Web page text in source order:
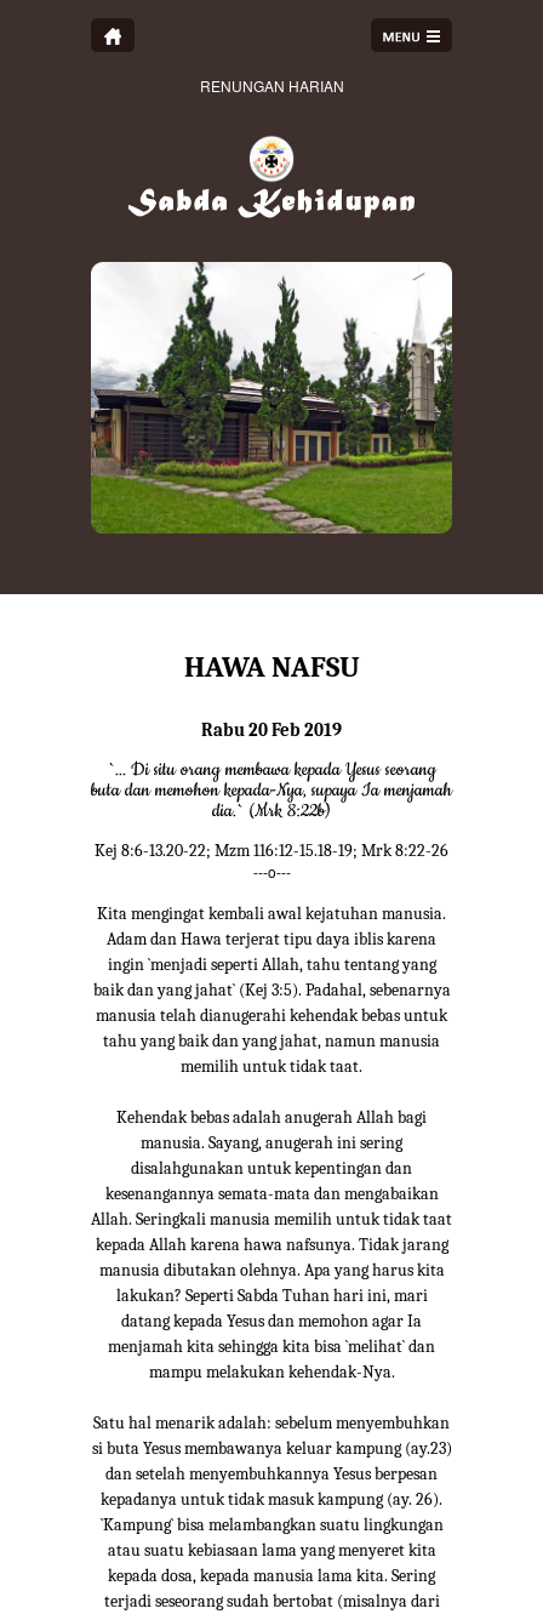
RENUNGAN HARIAN
HAWA NAFSU
Rabu 20 Feb 2019
`... Di situ orang membawa kepada Yesus seorang
buta dan memohon kepada-Nya, supaya Ia menjamah
dia.` (Mrk 8:22b)
Kej 8:6-13.20-22; Mzm 116:12-15.18-19; Mrk 8:22-26
---o---
Kita mengingat kembali awal kejatuhan manusia.
Adam dan Hawa terjerat tipu daya iblis karena
ingin `menjadi seperti Allah, tahu tentang yang
baik dan yang jahat` (Kej 3:5). Padahal, sebenarnya
manusia telah dianugerahi kehendak bebas untuk
tahu yang baik dan yang jahat, namun manusia
memilih untuk tidak taat.
Kehendak bebas adalah anugerah Allah bagi
manusia. Sayang, anugerah ini sering
disalahgunakan untuk kepentingan dan
kesenangannya semata-mata dan mengabaikan
Allah. Seringkali manusia memilih untuk tidak taat
kepada Allah karena hawa nafsunya. Tidak jarang
manusia dibutakan olehnya. Apa yang harus kita
lakukan? Seperti Sabda Tuhan hari ini, mari
datang kepada Yesus dan memohon agar Ia
menjamah kita sehingga kita bisa `melihat` dan
mampu melakukan kehendak-Nya.
Satu hal menarik adalah: sebelum menyembuhkan
si buta Yesus membawanya keluar kampung (ay.23)
dan setelah menyembuhkannya Yesus berpesan
kepadanya untuk tidak masuk kampung (ay. 26).
`Kampung` bisa melambangkan suatu lingkungan
atau suatu kebiasaan lama yang menyeret kita
kepada dosa, kepada manusia lama kita. Sering
terjadi seseorang sudah bertobat (misalnya dari